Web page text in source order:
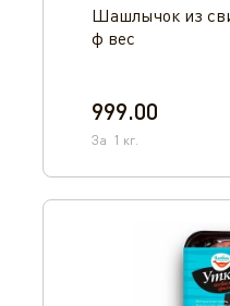
Шашлычок из
ф вес
999.00
За 1 кг.